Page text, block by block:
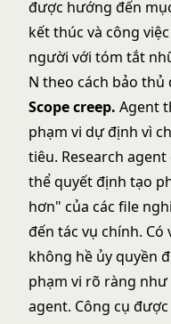
được hướng đến
kết thúc và công
người với tóm tắt
N theo cách bảo
Scope creep. Agent
phạm vi dự định vì
tiêu. Research
thể quyết định tạo
hơn" của các file
đến tác vụ chính.
không hề ủy quyền
phạm vi rõ ràng
agent. Công cụ